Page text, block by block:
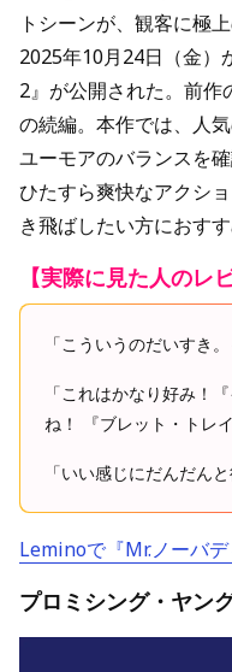
トシーンが、観客に極
2025年10月24日（金）
2』が公開された。前作
の続編。本作では、人
ユーモアのバランスを確
ひたすら爽快なアクシ
き飛ばしたい方におすす
【実際に見た人のレ
「こういうのだいすき
「これはかなり好み！
ね！ 『ブレット・トレ
「いい感じにだんだん
Leminoで『Mr.ノーバ
プロミシング・ヤン